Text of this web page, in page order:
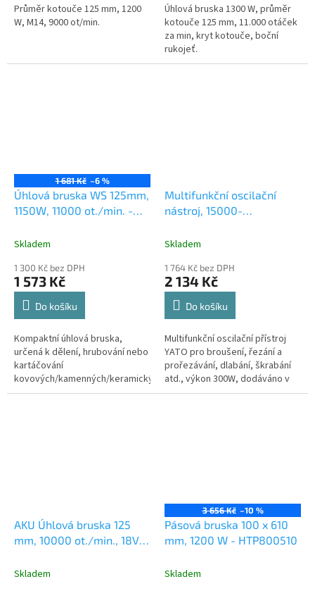
Průměr kotouče 125 mm, 1200
W, M14, 9000 ot/min.
Úhlová bruska 1300 W, průměr
kotouče 125 mm, 11.000 otáček
za min, kryt kotouče, boční
rukojeť.
1 681 Kč –6 %
Úhlová bruska WS 125mm,
1150W, 11000 ot./min. -
Skladem
1 300 Kč bez DPH
1 573 Kč
Do košíku
Kompaktní úhlová bruska,
určená k dělení, hrubování nebo
kartáčování
kovových/kamenných/keramických
materiálů v podmínkách
Multifunkční oscilační
nástroj, 15000-
82220
Skladem
1 764 Kč bez DPH
2 134 Kč
Do košíku
Multifunkční oscilační přístroj
YATO pro broušení, řezání a
prořezávání, dlabání, škrabání
atd., výkon 300W, dodáváno v
plastovém kufru s
AKU Úhlová bruska 125
mm, 10000 ot./min., 18V -
Skladem
3 656 Kč –10 %
Pásová bruska 100 x 610
mm, 1200 W - HTP800510
Skladem